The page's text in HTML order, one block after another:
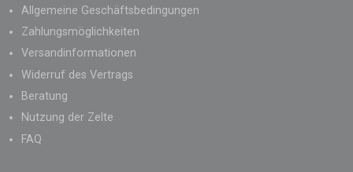
Allgemeine Geschäftsbedingungen
Zahlungsmöglichkeiten
Versandinformationen
Widerruf des Vertrags
Beratung
Nutzung der Zelte
FAQ